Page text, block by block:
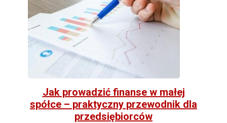
Jak prowadzić finanse w małej
spółce – praktyczny przewodnik dla
przedsiębiorców